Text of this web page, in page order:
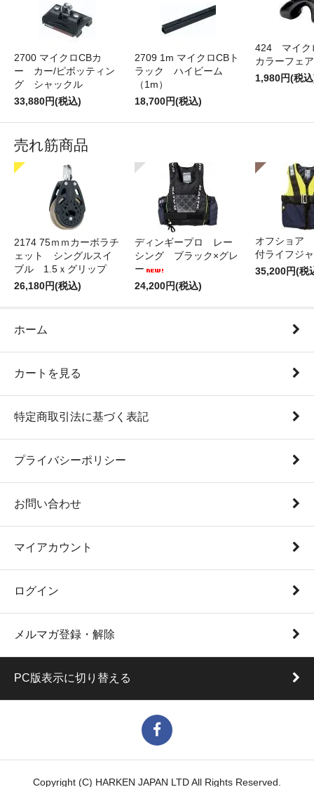
2700 マイクロCBカ
ー カー/ピボッティン
グ シャックル
33,880円(税込)
2709 1m マイクロCBト
ラック ハイビーム
（1m）
18,700円(税込)
424 マイ
カラーフェ
1,980円(税
売れ筋商品
2174 75ｍｍカーボラチ
ェット シングルスイ
ブル 1.5ｘグリップ
26,180円(税込)
ディンギープロ レー
シング ブラック×グレ
ー
24,200円(税込)
オフショア
付ライフジ
35,200円(税
ホーム
カートを見る
特定商取引法に基づく表記
プライバシーポリシー
お問い合わせ
マイアカウント
ログイン
メルマガ登録・解除
PC版表示に切り替える
Copyright (C) HARKEN JAPAN LTD All Rights Reserved.